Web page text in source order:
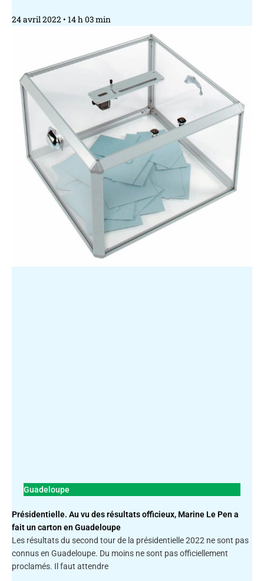
24 avril 2022 14 h 03 min
Guadeloupe
Présidentielle. Au vu des résultats officieux, Marine Le Pen a
fait un carton en Guadeloupe
Les résultats du second tour de la présidentielle 2022 ne sont pas
connus en Guadeloupe. Du moins ne sont pas officiellement
proclamés. Il faut attendre